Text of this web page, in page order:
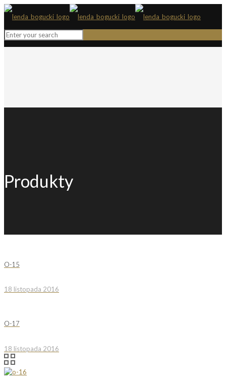
Produkty
O-15
18 listopada 2016
O-17
18 listopada 2016